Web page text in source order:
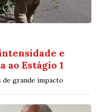
e
ao Estágio 1
de grande impacto